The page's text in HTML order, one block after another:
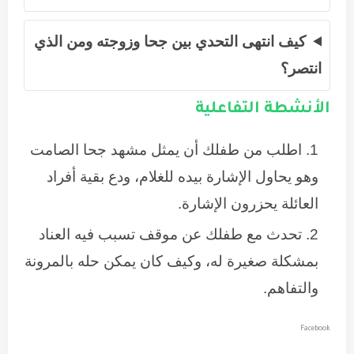
كيف انتهى التحدي بين جحا وزوجته ومن الذي
انتصر؟
الأنشطة التفاعلية
اطلب من طفلك أن يمثل مشهد جحا الصامت
وهو يحاول الإشارة بيده للغلام، ودع بقية أفراد
العائلة يحزرون الإشارة.
تحدث مع طفلك عن موقف تسبب فيه العناد
بمشكلة صغيرة له، وكيف كان يمكن حله بالمرونة
والتفاهم.
Facebook